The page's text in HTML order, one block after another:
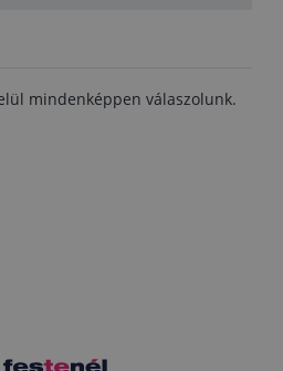
mindenképpen válaszolunk.